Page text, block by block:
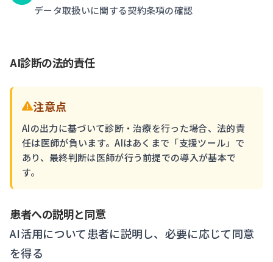
データ取扱いに関する契約条項の確認
AI診断の法的責任
注意点
AIの出力に基づいて診断・治療を行った場合、法的責
任は医師が負います。AIはあくまで「支援ツール」で
あり、最終判断は医師が行う前提での導入が基本で
す。
患者への説明と同意
AI活用について患者に説明し、必要に応じて同意
を得る